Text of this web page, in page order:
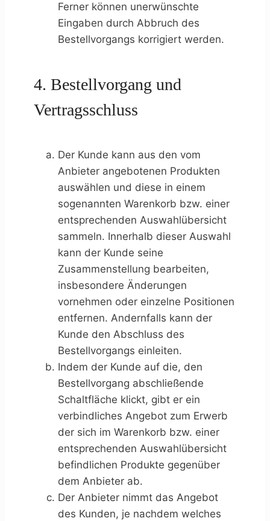
Ferner können unerwünschte
Eingaben durch Abbruch des
Bestellvorgangs korrigiert werden.
4. Bestellvorgang und
Vertragsschluss
Der Kunde kann aus den vom
Anbieter angebotenen Produkten
auswählen und diese in einem
sogenannten Warenkorb bzw. einer
entsprechenden Auswahlübersicht
sammeln. Innerhalb dieser Auswahl
kann der Kunde seine
Zusammenstellung bearbeiten,
insbesondere Änderungen
vornehmen oder einzelne Positionen
entfernen. Andernfalls kann der
Kunde den Abschluss des
Bestellvorgangs einleiten.
Indem der Kunde auf die, den
Bestellvorgang abschließende
Schaltfläche klickt, gibt er ein
verbindliches Angebot zum Erwerb
der sich im Warenkorb bzw. einer
entsprechenden Auswahlübersicht
befindlichen Produkte gegenüber
dem Anbieter ab.
Der Anbieter nimmt das Angebot
des Kunden, je nachdem welches